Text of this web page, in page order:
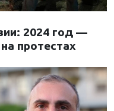
2024 год —
протестах